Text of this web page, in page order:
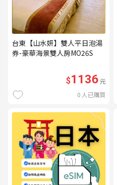
台東【山水妍】雙人平日泡湯
券-豪華海景雙人房MO26S
$1136元
0 人已購買